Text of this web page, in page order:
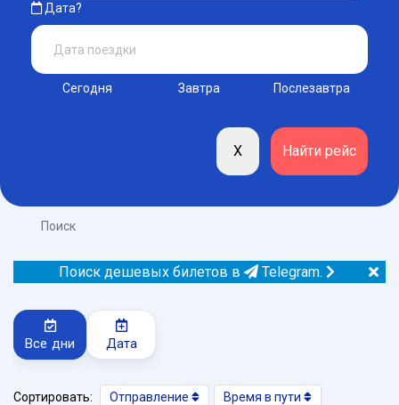
Дата?
Сегодня Завтра Послезавтра
Поиск
Поиск дешевых билетов в Telegram.
Все дни Дата
Сортировать: Отправление Время в пути